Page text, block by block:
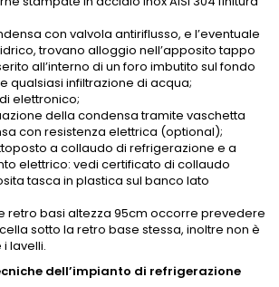
con valvola antiriflusso, e l’eventuale
trovano alloggio nell’apposito tappo
all’interno di un foro imbutito sul fondo
qualsiasi infiltrazione di acqua;
elettronico;
della condensa tramite vaschetta
con resistenza elettrica (optional);
a collaudo di refrigerazione e a
elettrico: vedi certificato di collaudo
tasca in plastica sul banco lato
retro basi altezza 95cm occorre prevedere
sotto la retro base stessa, inoltre non è
lavelli.
dell’impianto di refrigerazione